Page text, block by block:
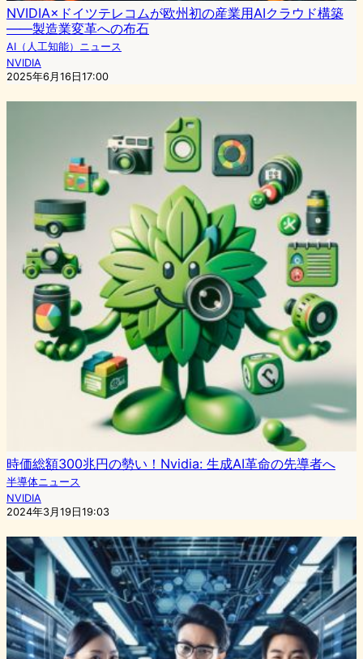
NVIDIA×ドイツテレコムが欧州初の産業用AIクラウド構築
——製造業変革への布石
AI（人工知能）ニュース
NVIDIA
2025年6月16日17:00
時価総額300兆円の勢い！Nvidia: 生成AI革命の先導者へ
半導体ニュース
NVIDIA
2024年3月19日19:03